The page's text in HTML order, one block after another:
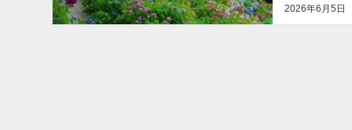
2026年6月5日